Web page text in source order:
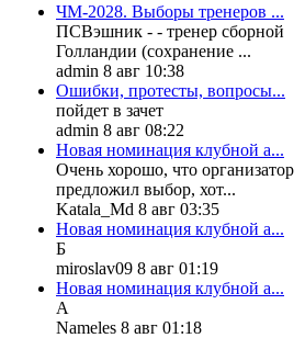
ЧМ-2028. Выборы тренеров ...
ПСВэшник - - тренер сборной
Голландии (сохранение ...
admin 8 авг 10:38
Ошибки, протесты, вопросы...
пойдет в зачет
admin 8 авг 08:22
Новая номинация клубной а...
Очень хорошо, что организатор
предложил выбор, хот...
Katala_Md 8 авг 03:35
Новая номинация клубной а...
Б
miroslav09 8 авг 01:19
Новая номинация клубной а...
А
Nameles 8 авг 01:18